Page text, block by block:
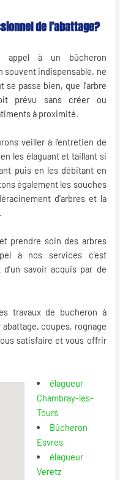
de l’abattage?
appel à un bûcheron
souvent indispensable, ne
se passe bien, que l’arbre
prévu sans créer ou
à proximité.
veiller à l’entretien de
les élaguant et taillant si
puis en les débitant en
également les souches
d’arbres et la
prendre soin des arbres
à nos services c’est
d’un savoir acquis par de
travaux de bucheron à
coupes, rognage
satisfaire et vous offrir
élagueur
Chambray-les-
Tours
Bûcheron
Esvres
élagueur
Veretz